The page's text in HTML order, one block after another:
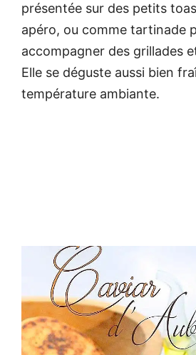
présentée sur des petits
apéro, ou comme tartinade
accompagner des grillades
Elle se déguste aussi bien
température ambiante.